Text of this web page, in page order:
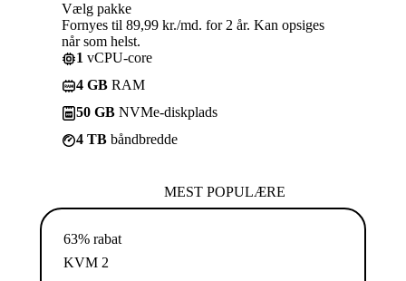
Vælg pakke
Fornyes til 89,99 kr./md. for 2 år. Kan opsiges
når som helst.
1 vCPU-core
4 GB RAM
50 GB NVMe-diskplads
4 TB båndbredde
MEST POPULÆRE
63% rabat
KVM 2